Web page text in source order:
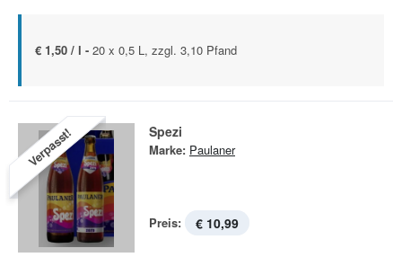
€ 1,50 / l - 20 x 0,5 L, zzgl. 3,10 Pfand
Verpasst! Spezi
Marke: Paulaner
Preis: € 10,99